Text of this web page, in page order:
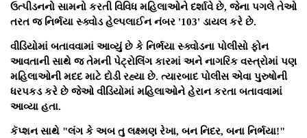
ઉત્પીડનનો સામનો કરતી વિવિધ મહિલાઓને દર્શાવે છે, જેના પગલે તેઓ
તરત જ નિર્ભયા સ્ક્વોડ હેલ્પલાઈન નંબર '103' ડાયલ કરે છે.
વીડિયોમાં બતાવવામાં આવ્યું છે કે નિર્ભયા સ્ક્વોડના પોલીસો ફોન
આવતાની સાથે જ તેમની પેટ્રોલિંગ કારમાં અને નાગરિક વસ્ત્રોમાં પણ
મહિલાઓની મદદ માટે દોડી રહ્યા છે. ત્યારબાદ પોલીસ એવા પુરુષોની
ધરપકડ કરે છે જેઓ વીડિયોમાં મહિલાઓને હેરાન કરતા બતાવવામાં
આવ્યા હતા.
કૅપ્શન સાથે "લંગ કે અબ તુ લક્ષ્મણ રેખા, બન નિદર, બના નિર્ભયા!"